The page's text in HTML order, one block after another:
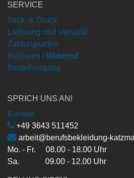
SERVICE
Stick & Druck
Lieferung und Versand
Zahlungsarten
Retouren / Widerruf
Bestellvorgang
SPRICH UNS AN!
Kontakt
+49 3643 511452
arbeit@berufsbekleidung-
Mo. - Fr. 08.00 - 18.00 Uhr
Sa. 09.00 - 12.00 Uhr